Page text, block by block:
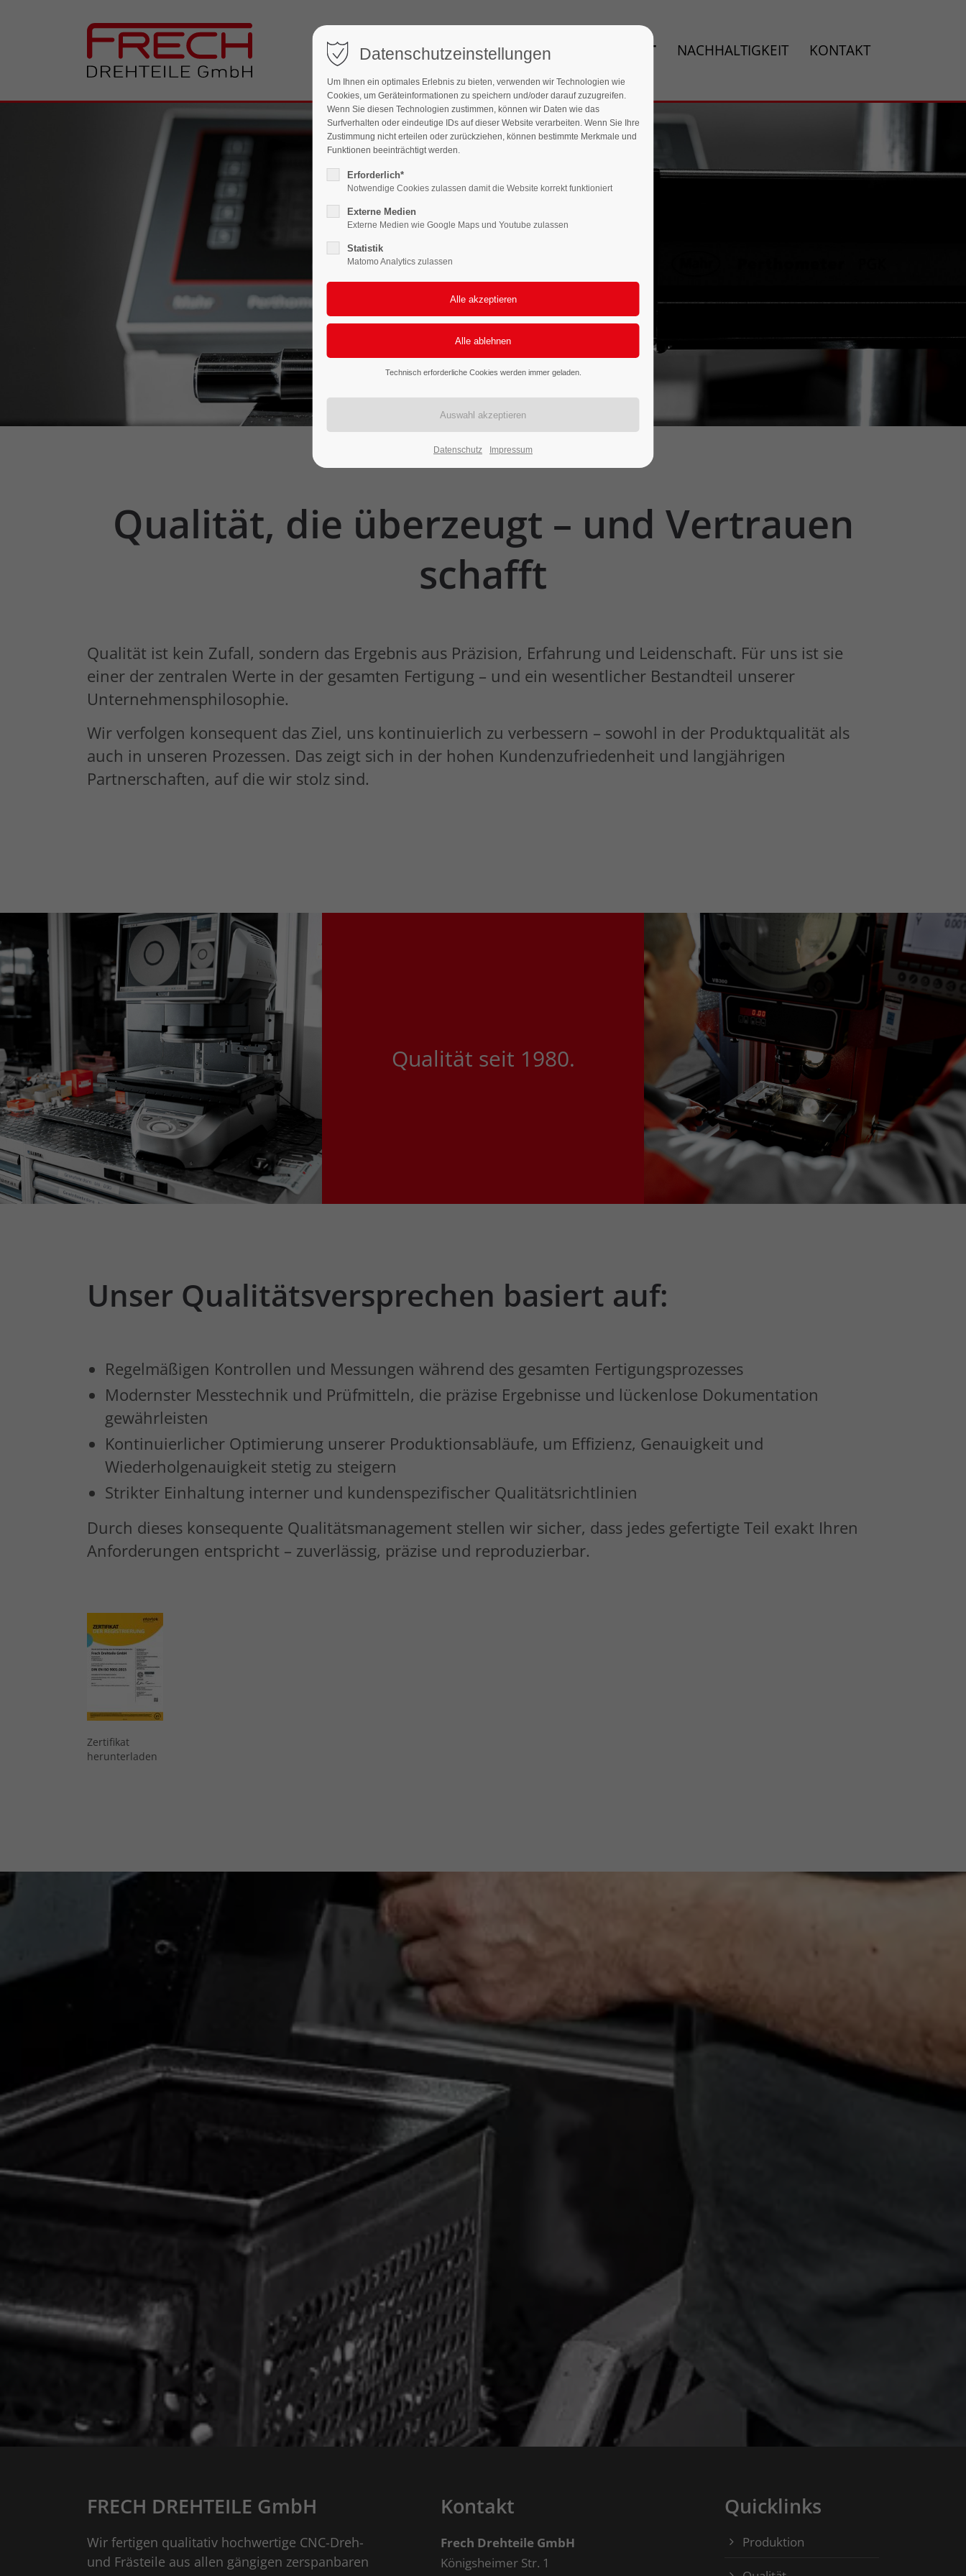
UNTERNEHMEN PRODUKTION QUALITÄT NACHHALTIGKEIT KONTAKT
Qualität, die überzeugt – und Vertrauen
schafft
Qualität ist kein Zufall, sondern das Ergebnis aus Präzision, Erfahrung und Leidenschaft. Für uns ist sie
einer der zentralen Werte in der gesamten Fertigung – und ein wesentlicher Bestandteil unserer
Unternehmensphilosophie.
Wir verfolgen konsequent das Ziel, uns kontinuierlich zu verbessern – sowohl in der Produktqualität als
auch in unseren Prozessen. Das zeigt sich in der hohen Kundenzufriedenheit und langjährigen
Partnerschaften, auf die wir stolz sind.
Qualität seit 1980.
Unser Qualitätsversprechen basiert auf:
Regelmäßigen Kontrollen und Messungen während des gesamten Fertigungsprozesses
Modernster Messtechnik und Prüfmitteln, die präzise Ergebnisse und lückenlose Dokumentation
gewährleisten
Kontinuierlicher Optimierung unserer Produktionsabläufe, um Effizienz, Genauigkeit und
Wiederholgenauigkeit stetig zu steigern
Strikter Einhaltung interner und kundenspezifischer Qualitätsrichtlinien
Durch dieses konsequente Qualitätsmanagement stellen wir sicher, dass jedes gefertigte Teil exakt Ihren
Anforderungen entspricht – zuverlässig, präzise und reproduzierbar.
Zertifikat
herunterladen
FRECH DREHTEILE GmbH
Wir fertigen qualitativ hochwertige CNC-Dreh-
und Frästeile aus allen gängigen zerspanbaren
Kontakt
Frech Drehteile GmbH
Königsheimer Str. 1
Quicklinks
Produktion
Datenschutzeinstellungen
Um Ihnen ein optimales Erlebnis zu bieten, verwenden wir Technologien wie
Cookies, um Geräteinformationen zu speichern und/oder darauf zuzugreifen.
Wenn Sie diesen Technologien zustimmen, können wir Daten wie das
Surfverhalten oder eindeutige IDs auf dieser Website verarbeiten. Wenn Sie Ihre
Zustimmung nicht erteilen oder zurückziehen, können bestimmte Merkmale und
Funktionen beeinträchtigt werden.
Erforderlich*
Notwendige Cookies zulassen damit die Website korrekt funktioniert
Externe Medien
Externe Medien wie Google Maps und Youtube zulassen
Statistik
Matomo Analytics zulassen
Technisch erforderliche Cookies werden immer geladen.
Datenschutz Impressum